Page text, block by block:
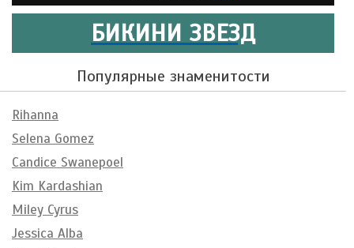
БИКИНИ ЗВЕЗД
Популярные знаменитости
Rihanna
Selena Gomez
Candice Swanepoel
Kim Kardashian
Miley Cyrus
Jessica Alba